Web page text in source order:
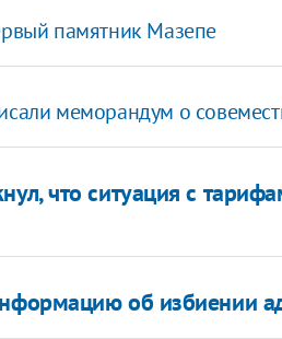
памятник Мазепе
меморандум о
что ситуация с
об избиении